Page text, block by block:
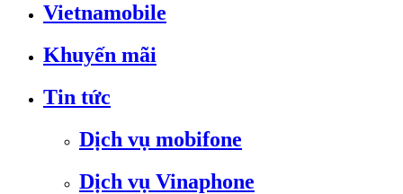
Vietnamobile
Khuyến mãi
Tin tức
Dịch vụ mobifone
Dịch vụ Vinaphone